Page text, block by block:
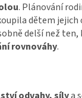
. Plánování
dětem jejich
delší než
rovnováhy.